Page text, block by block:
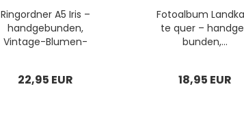
Ring­ord­ner A5 Iris –
hand­ge­bun­den,
Vintage-​​Blu­men­
22,95 EUR
Fo­to­al­bum
te quer –
bun­den,...
18,95 EUR